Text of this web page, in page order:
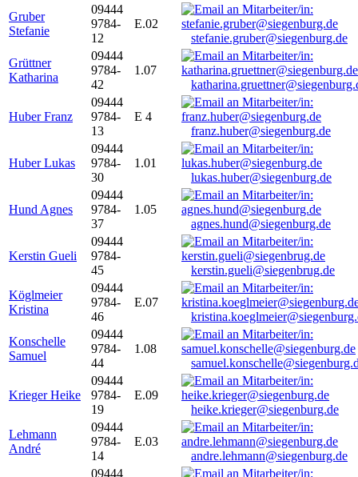
Gruber
Stefanie
09444
9784-
12
E.02
stefanie.gruber@siegenburg.de
Grüttner
Katharina
09444
9784-
42
1.07
Huber Franz
09444
9784-
13
E 4
franz.huber@siegenburg.de
Huber Lukas
09444
9784-
30
1.01
lukas.huber@siegenburg.de
Hund Agnes
09444
9784-
37
1.05
agnes.hund@siegenburg.de
Kerstin Gueli
09444
9784-
45
kerstin.gueli@siegenbrug.de
Köglmeier
Kristina
09444
9784-
46
E.07
Konschelle
Samuel
09444
9784-
44
1.08
Krieger Heike
09444
9784-
19
E.09
heike.krieger@siegenburg.de
Lehmann
André
09444
9784-
14
E.03
andre.lehmann@siegenburg.de
09444